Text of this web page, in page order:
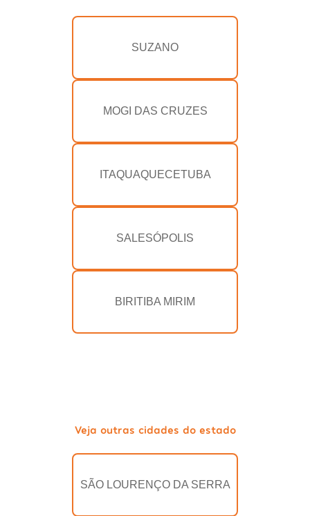
SUZANO
MOGI DAS CRUZES
ITAQUAQUECETUBA
SALESÓPOLIS
BIRITIBA MIRIM
Veja outras cidades do estado
SÃO LOURENÇO DA SERRA